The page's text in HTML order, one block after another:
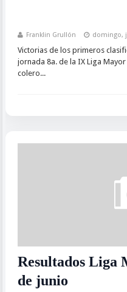
Franklin Grullón domingo,
Victorias de los primeros
jornada 8a. de la IX Liga
colero...
Resultados Liga
de junio